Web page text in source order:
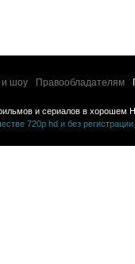
и шоу Правообладателям
и сериалов в хорошем
720p hd и без